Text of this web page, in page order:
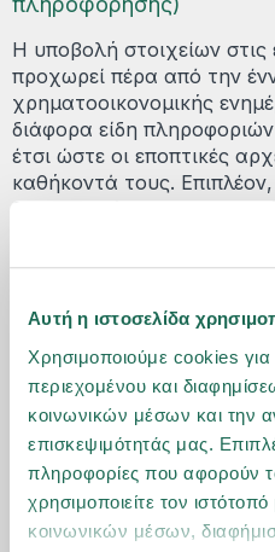
Αυτή η ιστοσελίδα
Χρησιμοποιούμε cookies για
περιεχομένου και
κοινωνικών μέσων και την
επισκεψιμότητάς μας.
πληροφορίες που αφορούν
χρησιμοποιείτε τον
κοινωνικών μέσων,
Η υποβολή στοιχείων στις
προχωρεί πέρα από την
χρηματοοικονομικής
διάφορα είδη
έτσι ώστε οι εποπτικές
καθήκοντά τους.
δημοσιοποίηση
προς το κοινό συμβάλει
μηχανισμών και της
οικονομική απόδοση ή
Για περισσότερες
www.bankofgreece.gr
https://eiopa.europa.eu